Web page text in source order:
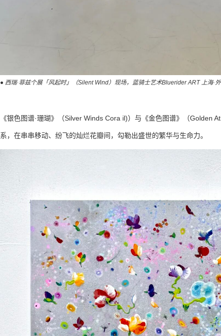
● 西瑞·菲兹个展「风起时」（Silent Wind）现场，蓝骑士艺术Bluerider ART 上海·
《银色图谱·珊瑚》（Silver Winds Cora il)）与《金色图谱》（Golden
系，在串串移动、纷飞的灿烂花瓣间，勾勒出盛世的繁华与生命力。